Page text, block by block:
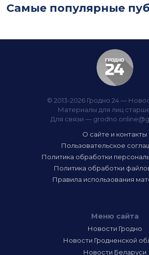
Самые популярные
© 2013-2026 Гродно 24 —
Материалы для лиц
Для связи —
О сайте и контакты
Пользовательское
Политика обработки
Политика обработки
Правила использования
Меню сайта
Новости Гродно
Новости Гродненской
Новости Беларуси